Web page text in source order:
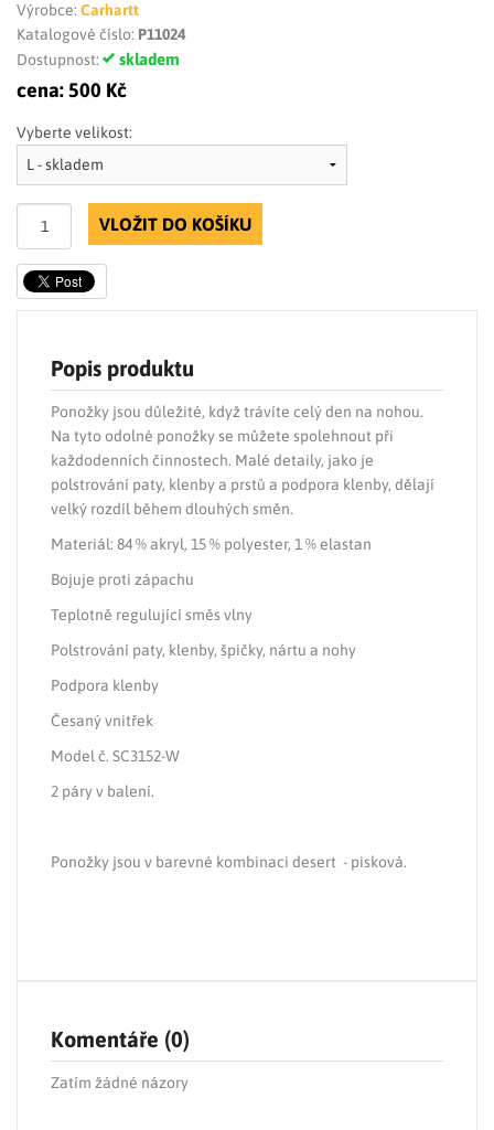
Výrobce: Carhartt
Katalogové číslo: P11024
Dostupnost:
skladem
cena:500 Kč
Vyberte velikost:
VLOŽIT DO KOŠÍKU
Popis produktu
Ponožky jsou důležité, když trávíte celý den na nohou.
Na tyto odolné ponožky se můžete spolehnout při
každodenních činnostech. Malé detaily, jako je
polstrování paty, klenby a prstů a podpora klenby, dělají
velký rozdíl během dlouhých směn.
Materiál: 84 % akryl, 15 % polyester, 1 % elastan
Bojuje proti zápachu
Teplotně regulující směs vlny
Polstrování paty, klenby, špičky, nártu a nohy
Podpora klenby
Česaný vnitřek
Model č. SC3152-W
2 páry v balení.
Ponožky jsou v barevné kombinaci desert - pisková.
Komentáře (0)
Zatím žádné názory